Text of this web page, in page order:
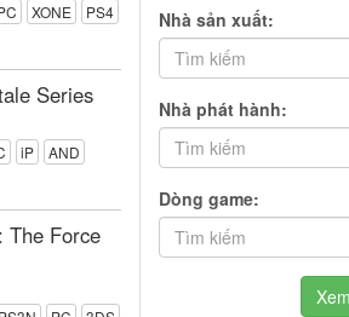
XONE PS4
Series
iP
AND
The Force
Nhà sản xuất:
Nhà phát hành:
Dòng game:
Xem